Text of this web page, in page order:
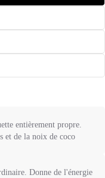
entièrement propre.
et de la noix de coco
Donne de l'énergie